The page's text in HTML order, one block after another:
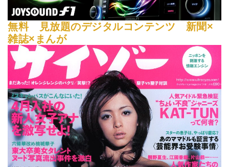
無料 見放題のデジタルコンテンツ 新聞×
雑誌×まんが